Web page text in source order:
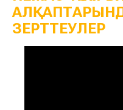
ЗЕРТТЕУЛЕР